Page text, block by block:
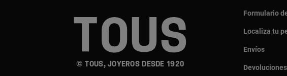
© TOUS, JOYEROS DESDE 1920
Formulario
Localiza tu
Envíos
Devoluciones